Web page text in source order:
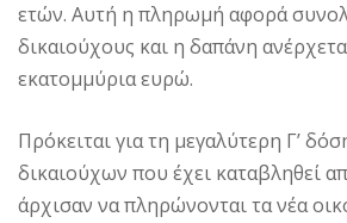
ετών. Αυτή η πληρωμή αφορά
δικαιούχους και η δαπάνη
εκατομμύρια ευρώ.
Πρόκειται για τη μεγαλύτερη Γ’
δικαιούχων που έχει καταβληθεί
άρχισαν να πληρώνονται τα νέα